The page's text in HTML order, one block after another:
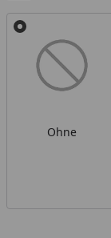
Alle anzeigen (2)
Ohne